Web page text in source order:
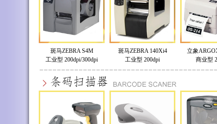
斑马ZEBRA S4M
工业型 200dpi/300dpi
斑马ZEBRA 140Xi4
工业型 200dpi
立象
商业型